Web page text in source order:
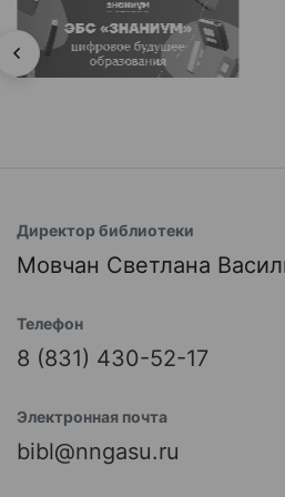
Директор библиотеки
Мовчан Светлана
Телефон
8 (831) 430-52-17
Электронная почта
bibl@nngasu.ru